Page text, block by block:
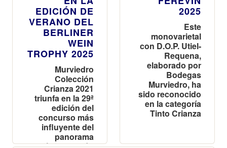
EDICIÓN DE
VERANO DEL
BERLINER
WEIN
TROPHY 2025
Murviedro
Colección
Crianza 2021
triunfa en la 29ª
edición del
concurso más
influyente del
panorama
2025
Este
monovarietal
con D.O.P. Utiel-
Requena,
elaborado por
Bodegas
Murviedro, ha
sido reconocido
en la categoría
Tinto Crianza